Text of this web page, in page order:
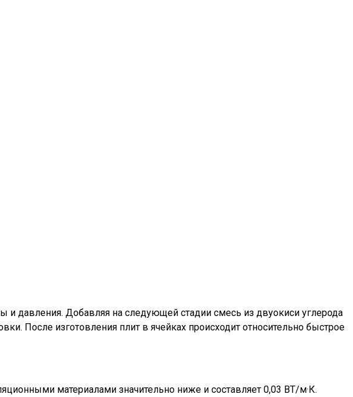
и давления. Добавляя на следующей стадии смесь из двуокиси углерода
После изготовления плит в ячейках происходит относительно быстрое
материалами значительно ниже и составляет 0,03 ВТ/м·К.